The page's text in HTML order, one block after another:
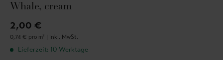
Whale, cream
2,00 €
0,74 € pro m² | inkl. MwSt.
Lieferzeit: 10 Werktage